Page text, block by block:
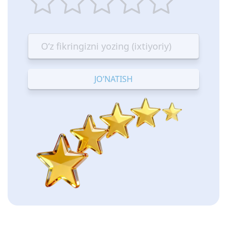
star
Terrible
stars
—
Bad
stars
—
OK
stars
—
Good
stars
—
Excellent